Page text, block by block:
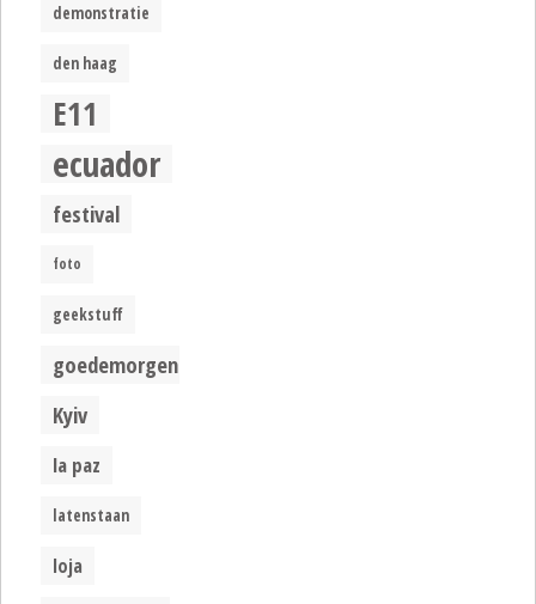
demonstratie
den haag
E11
ecuador
festival
foto
geekstuff
goedemorgen
Kyiv
la paz
latenstaan
loja